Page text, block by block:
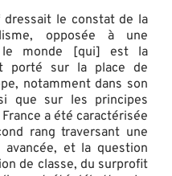
le constat de la
opposée à une
le monde [qui] est la
porté sur la place de
notamment dans son
que sur les principes
France a été caractérisée
rang traversant une
et la question
de classe, du surprofit